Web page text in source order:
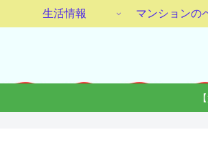
生活情報 マンションの